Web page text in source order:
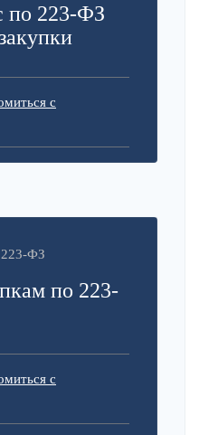
по 223-ФЗ
с
223-ФЗ
по 223-
с